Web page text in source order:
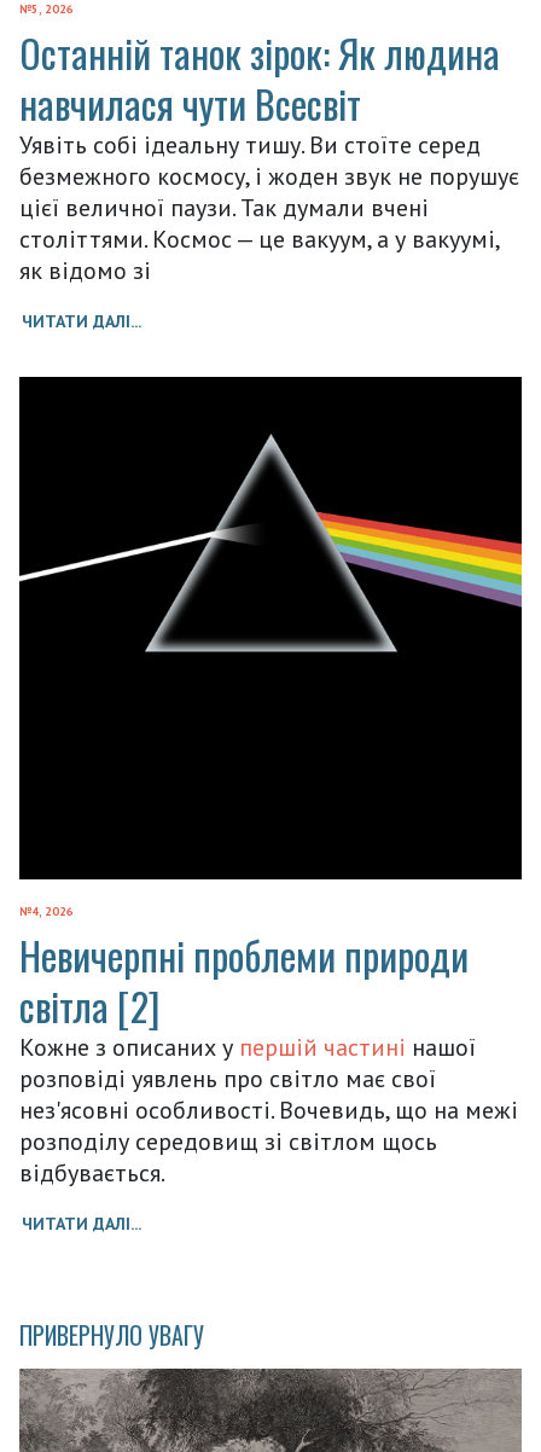
№5, 2026
Останній танок зірок: Як людина
навчилася чути Всесвіт
Уявіть собі ідеальну тишу. Ви стоїте серед
безмежного космосу, і жоден звук не порушує
цієї величної паузи. Так думали вчені
століттями. Космос — це вакуум, а у вакуумі,
як відомо зі
ЧИТАТИ ДАЛІ...
№4, 2026
Невичерпні проблеми природи
світла [2]
Кожне з описаних у першій частині нашої
розповіді уявлень про світло має свої
нез'ясовні особливості. Вочевидь, що на межі
розподілу середовищ зі світлом щось
відбувається.
ЧИТАТИ ДАЛІ...
ПРИВЕРНУЛО УВАГУ